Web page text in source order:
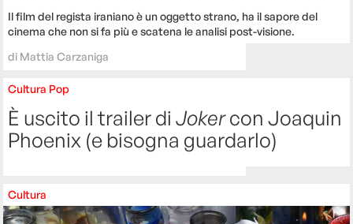
Il film del regista iraniano è un oggetto strano, ha il sapore del
cinema che non si fa più e scatena le analisi post-visione.
di Mattia Carzaniga
Cultura Pop
È uscito il trailer diJokercon Joaquin
Phoenix (e bisogna guardarlo)
Cultura